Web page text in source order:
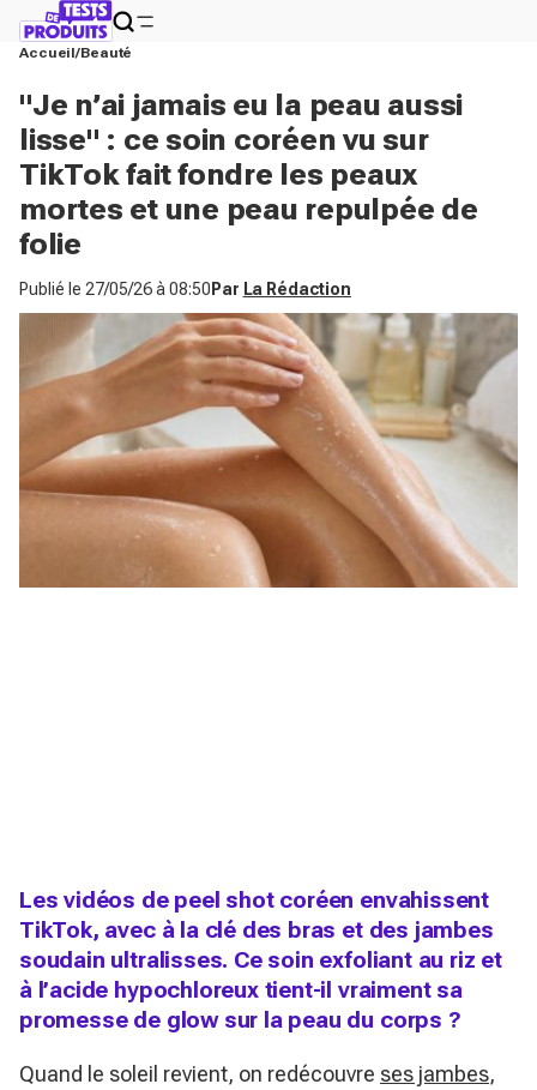
Accueil Beauté
"Je n’ai jamais eu la peau aussi
lisse" : ce soin coréen vu sur
TikTok fait fondre les peaux
mortes et une peau repulpée de
folie
Publié le 27/05/26 à 08:50 Par La Rédaction
Les vidéos de peel shot coréen envahissent
TikTok, avec à la clé des bras et des jambes
soudain ultralisses. Ce soin exfoliant au riz et
à l’acide hypochloreux tient-il vraiment sa
promesse de glow sur la peau du corps ?
Quand le soleil revient, on redécouvre ses jambes,